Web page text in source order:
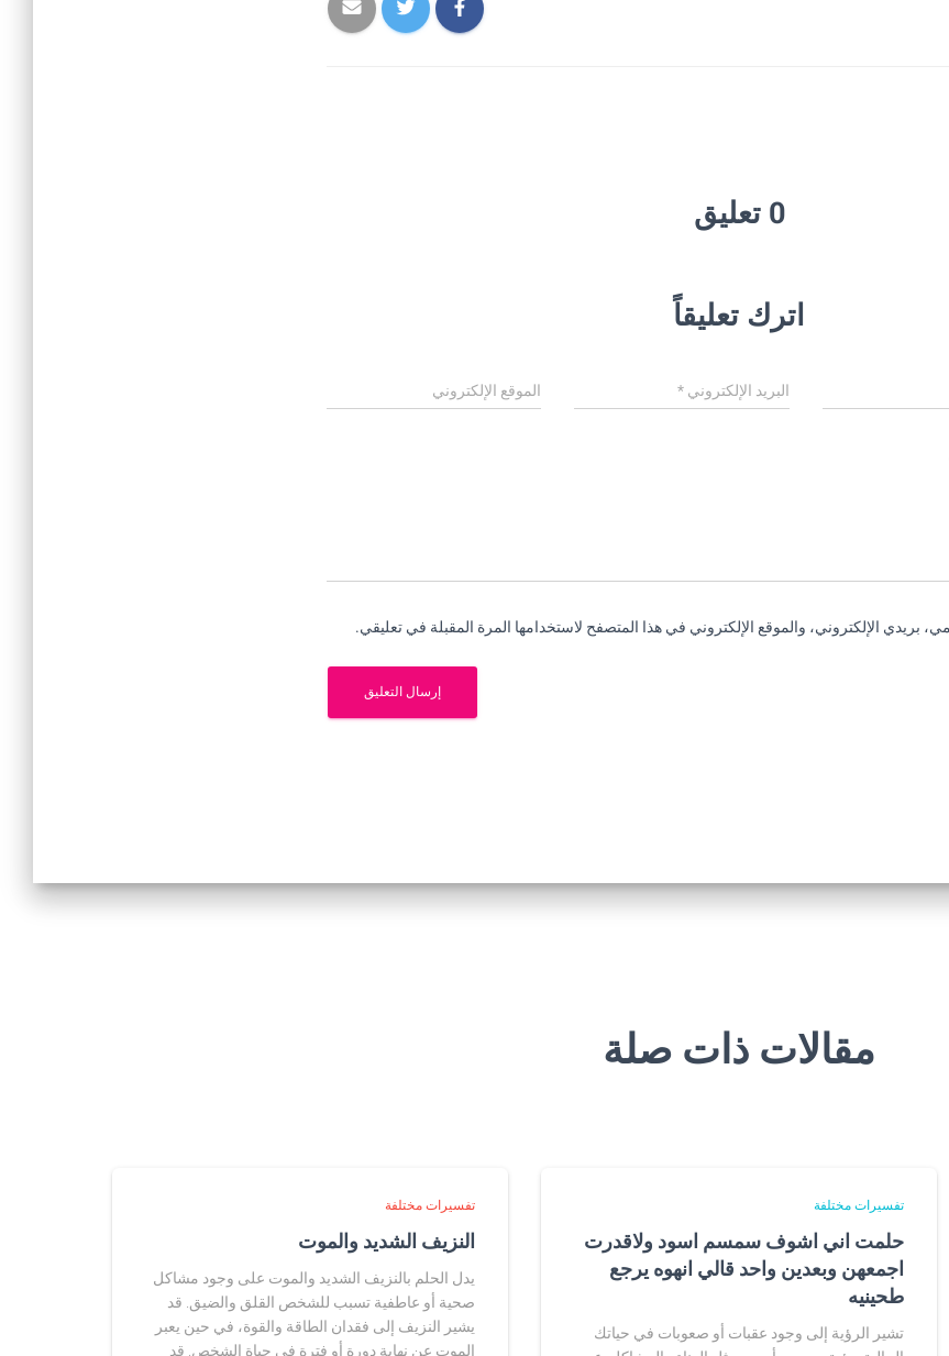
0 تعليق
اترك تعليقاً
البريد الإلكتروني* الموقع الإلكتروني
بريدي الإلكتروني، والموقع الإلكتروني في هذا المتصفح لاستخدامها المرة المقبلة في تعليقي.
مقالات ذات صلة
تفسيرات مختلفة
حلمت اني اشوف سمسم اسود ولاقدرت
اجمعهن وبعدين واحد قالي انهوه يرجع
طحينيه
تشير الرؤية إلى وجود عقبات أو صعوبات في حياتك
تفسيرات مختلفة
النزيف الشديد والموت
يدل الحلم بالنزيف الشديد والموت على وجود مشاكل
صحية أو عاطفية تسبب للشخص القلق والضيق. قد
يشير النزيف إلى فقدان الطاقة والقوة، في حين يعبر
الموت عن نهاية دورة أو فترة في حياة الشخص. قد